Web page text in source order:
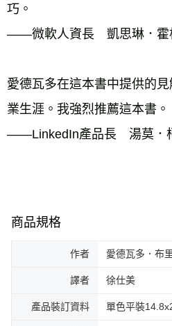
巧。
——微軟人資長　凱思琳．霍
愛德瓦多在這本書中提供的
業生涯。我強烈推薦這本書。
——LinkedIn產品長　湯莫．
商品規格
作者 愛德瓦多．布
譯者 徐仕美
產品裝訂資料 單色平裝